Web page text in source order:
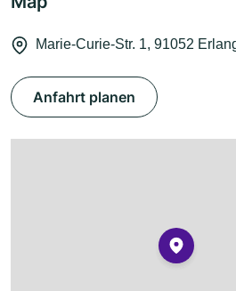
Marie-Curie-Str. 1, 91052
Anfahrt planen